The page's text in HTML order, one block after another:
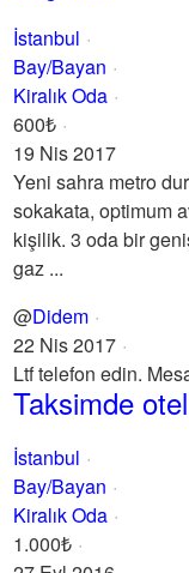
İstanbul
Bay/Bayan
Kiralık Oda
600₺
19 Nis 2017
Yeni sahra metro
sokakata, optimum
kişilik. 3 oda bir
gaz ...
@Didem
22 Nis 2017
Ltf telefon edin.
Taksimde
İstanbul
Bay/Bayan
Kiralık Oda
1.000₺